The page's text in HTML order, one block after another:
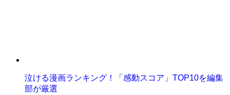
泣ける漫画ランキング！「感動スコア」TOP10を編集
部が厳選